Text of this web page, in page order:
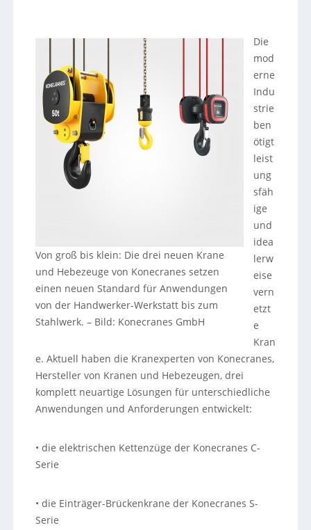
Von groß bis klein: Die drei neuen Krane
und Hebezeuge von Konecranes setzen
einen neuen Standard für Anwendungen
von der Handwerker-Werkstatt bis zum
Stahlwerk. – Bild: Konecranes GmbH
Die
mod
erne
Indu
strie
ben
ötigt
leist
ung
sfäh
ige
und
idea
lerw
eise
vern
etzt
e
Kran
e. Aktuell haben die Kranexperten von Konecranes,
Hersteller von Kranen und Hebezeugen, drei
komplett neuartige Lösungen für unterschiedliche
Anwendungen und Anforderungen entwickelt:
• die elektrischen Kettenzüge der Konecranes C-
Serie
• die Einträger-Brückenkrane der Konecranes S-
Serie